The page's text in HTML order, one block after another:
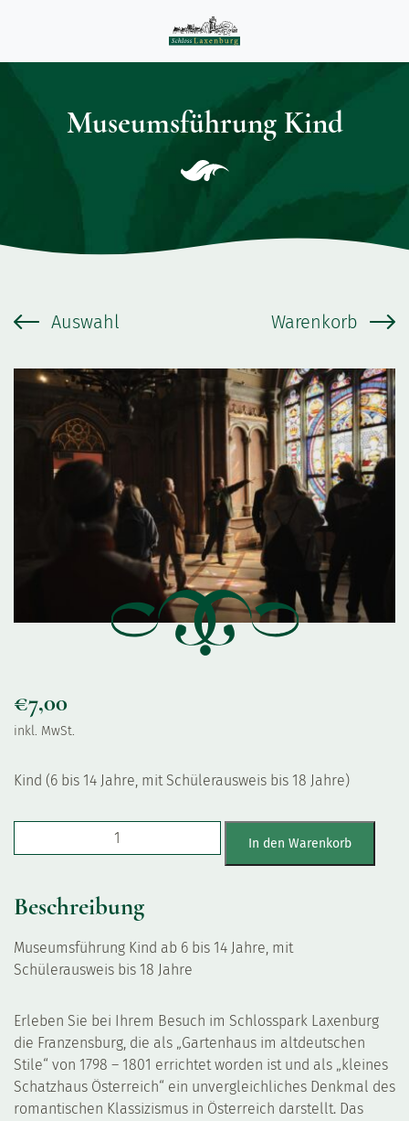
Museumsführung Kind
Auswahl Warenkorb
€7,00
inkl. MwSt.
Kind (6 bis 14 Jahre, mit Schülerausweis bis 18 Jahre)
Museumsführung Kind Menge
In den Warenkorb
Beschreibung
Museumsführung Kind ab 6 bis 14 Jahre, mit
Schülerausweis bis 18 Jahre
Erleben Sie bei Ihrem Besuch im Schlosspark Laxenburg
die Franzensburg, die als „Gartenhaus im altdeutschen
Stile“ von 1798 – 1801 errichtet worden ist und als „kleines
Schatzhaus Österreich“ ein unvergleichliches Denkmal des
romantischen Klassizismus in Österreich darstellt. Das